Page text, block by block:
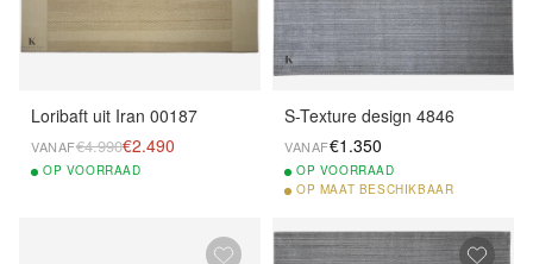
Loribaft uit Iran 00187
VANAF€4.990€2.490
OP VOORRAAD
S-Texture design 4846
VANAF€1.350
OP VOORRAAD
OP MAAT BESCHIKBAAR